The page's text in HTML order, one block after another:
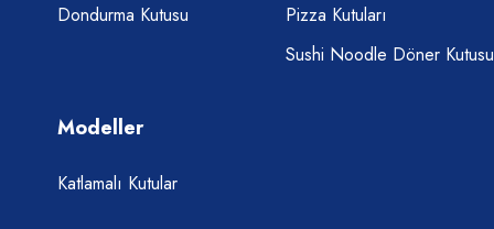
Dondurma Kutusu
Pizza Kutuları
Sushi Noodle Döner Kutusu
Modeller
Katlamalı Kutular